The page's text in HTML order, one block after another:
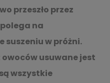
przeszło przez
na
suszeniu w próżni.
usuwane jest
wszystkie